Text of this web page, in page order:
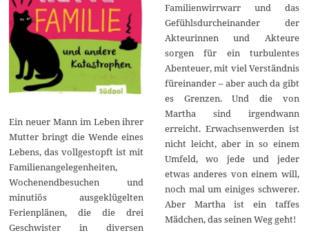
Ein neuer Mann im Leben ihrer
Mutter bringt die Wende eines
Lebens, das vollgestopft ist mit
Familienangelegenheiten,
Wochenendbesuchen und
minutiös ausgeklügelten
Ferienplänen, die die drei
Geschwister in diversen
Familienwirrwarr und das
Gefühlsdurcheinander der
Akteurinnen und Akteure
sorgen für ein turbulentes
Abenteuer, mit viel Verständnis
füreinander – aber auch da gibt
es Grenzen. Und die von
Martha sind irgendwann
erreicht. Erwachsenwerden ist
nicht leicht, aber in so einem
Umfeld, wo jede und jeder
etwas anderes von einem will,
noch mal um einiges schwerer.
Aber Martha ist ein taffes
Mädchen, das seinen Weg geht!